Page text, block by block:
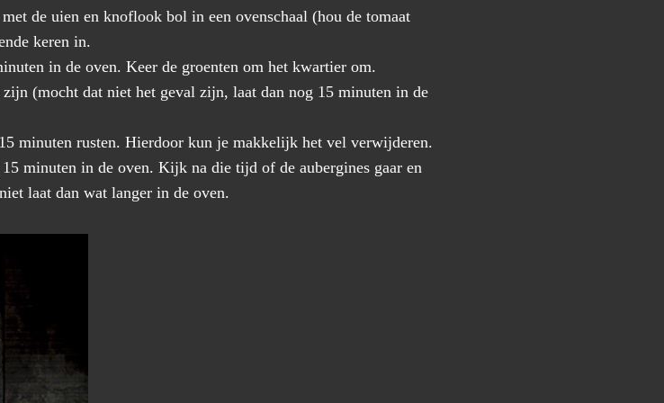
de uien en knoflook bol in een ovenschaal (hou de tomaat
keren in.
in de oven. Keer de groenten om het kwartier om.
(mocht dat niet het geval zijn, laat dan nog 15 minuten in de
minuten rusten. Hierdoor kun je makkelijk het vel verwijderen.
minuten in de oven. Kijk na die tijd of de aubergines gaar en
laat dan wat langer in de oven.